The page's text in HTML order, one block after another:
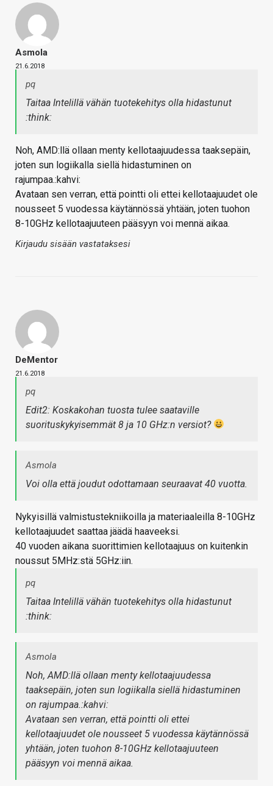
Asmola
21.6.2018
pq
Taitaa Intelillä vähän tuotekehitys olla hidastunut
:think:
Noh, AMD:llä ollaan menty kellotaajuudessa taaksepäin,
joten sun logiikalla siellä hidastuminen on
rajumpaa.:kahvi:
Avataan sen verran, että pointti oli ettei kellotaajuudet ole
nousseet 5 vuodessa käytännössä yhtään, joten tuohon
8-10GHz kellotaajuuteen pääsyyn voi mennä aikaa.
Kirjaudu sisään vastataksesi
DeMentor
21.6.2018
pq
Edit2: Koskakohan tuosta tulee saataville
suorituskykyisemmät 8 ja 10 GHz:n versiot?
Asmola
Voi olla että joudut odottamaan seuraavat 40 vuotta.
Nykyisillä valmistustekniikoilla ja materiaaleilla 8-10GHz
kellotaajuudet saattaa jäädä haaveeksi.
40 vuoden aikana suorittimien kellotaajuus on kuitenkin
noussut 5MHz:stä 5GHz:iin.
pq
Taitaa Intelillä vähän tuotekehitys olla hidastunut
:think:
Asmola
Noh, AMD:llä ollaan menty kellotaajuudessa
taaksepäin, joten sun logiikalla siellä hidastuminen
on rajumpaa.:kahvi:
Avataan sen verran, että pointti oli ettei
kellotaajuudet ole nousseet 5 vuodessa käytännössä
yhtään, joten tuohon 8-10GHz kellotaajuuteen
pääsyyn voi mennä aikaa.